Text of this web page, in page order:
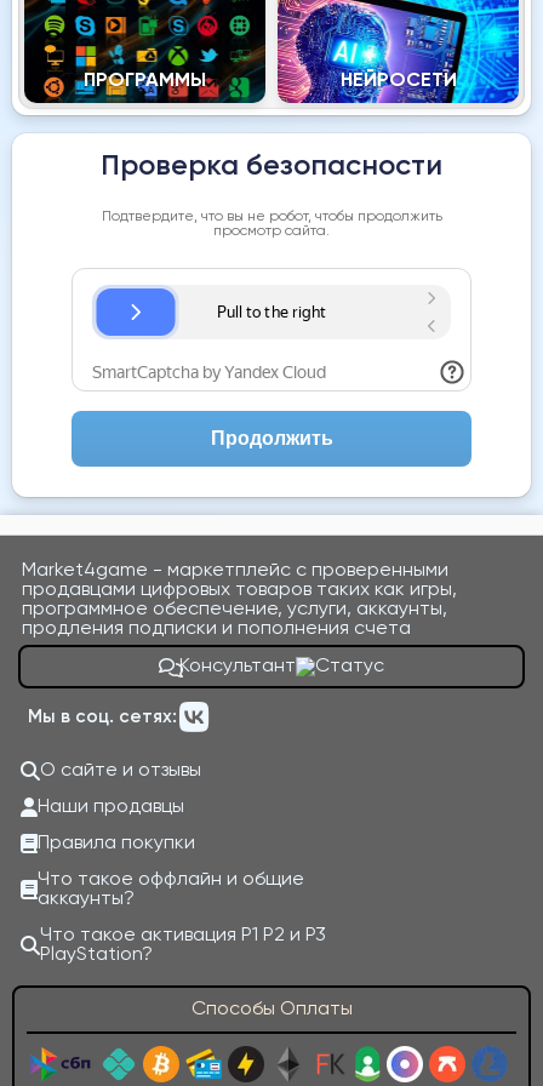
ПРОГРАММЫ НЕЙРОСЕТИ
Проверка безопасности
Подтвердите, что вы не робот, чтобы продолжить
просмотр сайта.
Продолжить
Market4game - маркетплейс с проверенными
продавцами цифровых товаров таких как игры,
программное обеспечение, услуги, аккаунты,
продления подписки и пополнения счета
Консультант
Мы в соц. сетях:
О сайте и отзывы
Наши продавцы
Правила покупки
Что такое оффлайн и общие
аккаунты?
Что такое активация P1 P2 и P3
PlayStation?
Способы Оплаты